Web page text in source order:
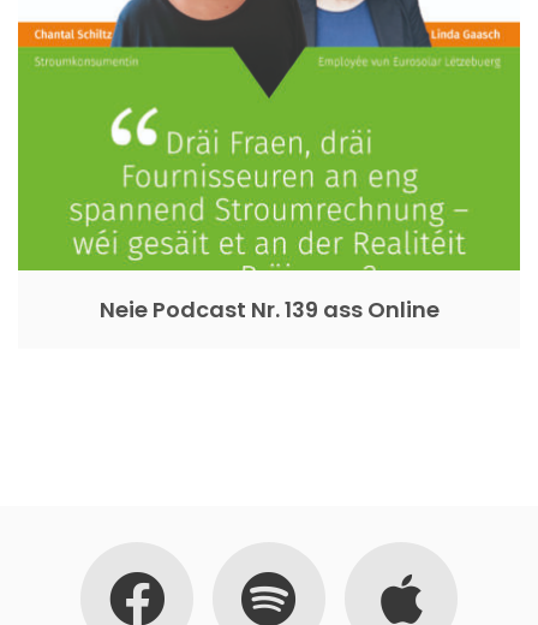
Neie Podcast Nr. 139 ass Online